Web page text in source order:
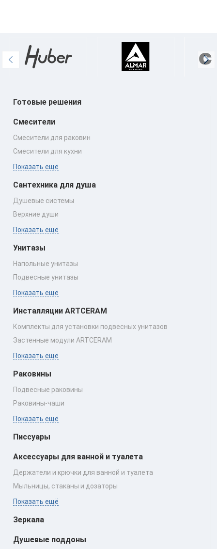
Готовые решения
Смесители
Смесители для раковин
Смесители для кухни
Показать ещё
Сантехника для душа
Душевые системы
Верхние души
Показать ещё
Унитазы
Напольные унитазы
Подвесные унитазы
Показать ещё
Инсталляции ARTCERAM
Комплекты для установки подвесных унитазов
Застенные модули ARTCERAM
Показать ещё
Раковины
Подвесные раковины
Раковины‑чаши
Показать ещё
Писсуары
Аксессуары для ванной и туалета
Держатели и крючки для ванной и туалета
Мыльницы, стаканы и дозаторы
Показать ещё
Зеркала
Душевые поддоны